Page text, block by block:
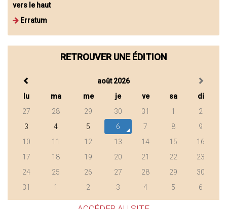
vers le haut
Erratum
RETROUVER UNE ÉDITION
août 2026
lu
ma me je ve sa
di
27
28 29 30 31 1
2
3
4 5 6 7 8
9
10
11 12 13 14 15
16
17
18 19 20 21 22
23
24
25 26 27 28 29
30
31
1 2 3 4 5 6